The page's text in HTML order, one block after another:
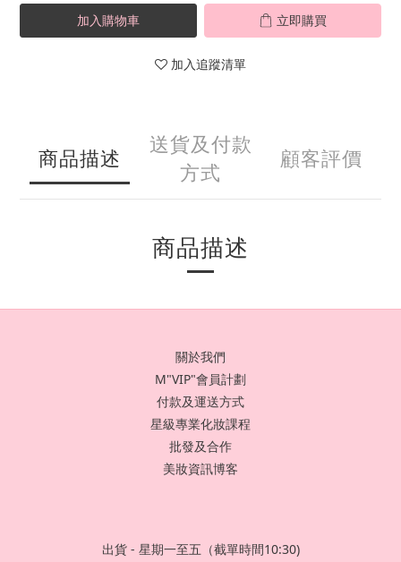
加入購物車 立即購買
加入追蹤清單
商品描述
送貨及付款
方式
顧客評價
商品描述
關於我們
M"VIP"會員計劃
付款及運送方式
星級專業化妝課程
批發及合作
美妝資訊博客
出貨 - 星期一至五（截單時間10:30)